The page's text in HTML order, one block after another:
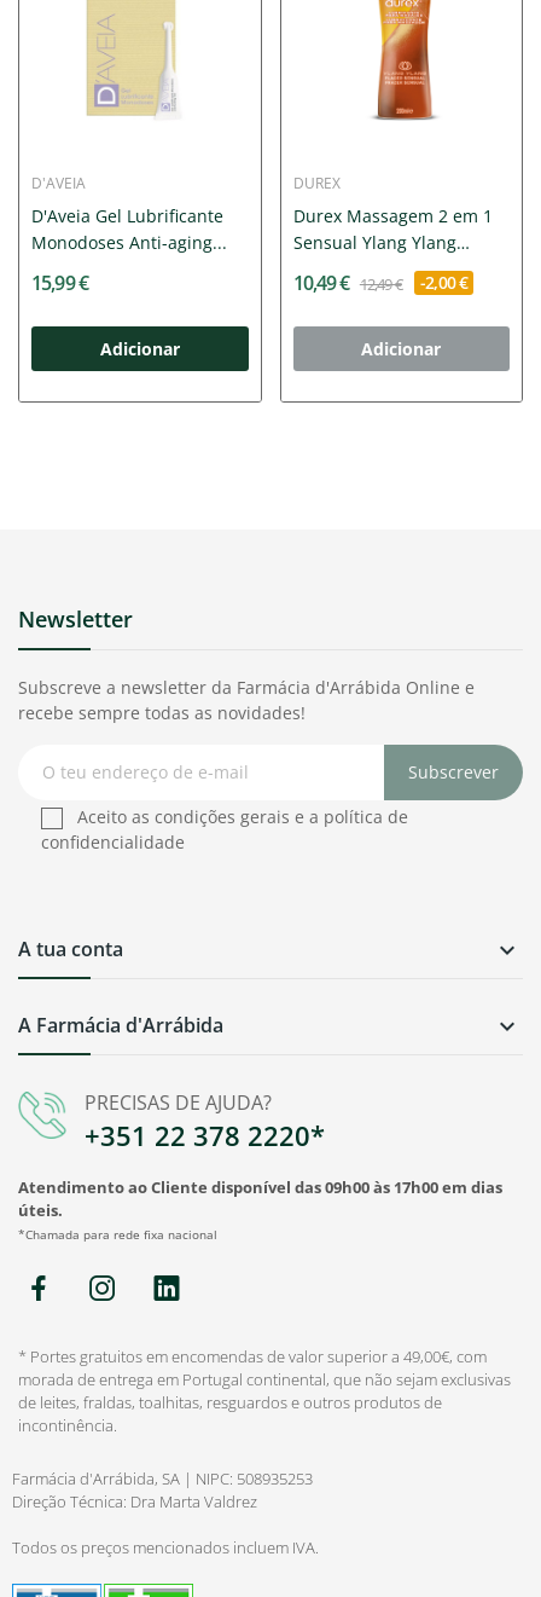
D'AVEIA
D'Aveia Gel Lubrificante
Monodoses Anti-aging...
15,99 €
Adicionar
DUREX
Durex Massagem 2 em 1
Sensual Ylang Ylang
10,49 € 12,49 € -2,00 €
Adicionar
PRECISAS DE AJUDA?
+351 22 378 2220*
Atendimento ao Cliente disponível das 09h00 às 17h00 em dias
úteis.
*Chamada para rede fixa nacional
A Farmácia d'Arrábida 
A tua conta 
Newsletter
Subscreve a newsletter da Farmácia d'Arrábida Online e
recebe sempre todas as novidades!
Subscrever
Aceito as condições gerais e a política de
confidencialidade
* Portes gratuitos em encomendas de valor superior a 49,00€, com
morada de entrega em Portugal continental, que não sejam exclusivas
de leites, fraldas, toalhitas, resguardos e outros produtos de
incontinência.
Farmácia d'Arrábida, SA | NIPC: 508935253
Direção Técnica: Dra Marta Valdrez
Todos os preços mencionados incluem IVA.